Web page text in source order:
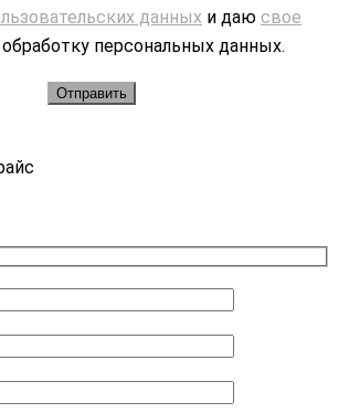
данных и даю свое
обработку персональных данных.